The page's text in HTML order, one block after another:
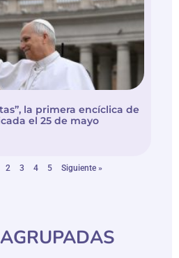
la primera encíclica de
el 25 de mayo
2 3 4 5 Siguiente »